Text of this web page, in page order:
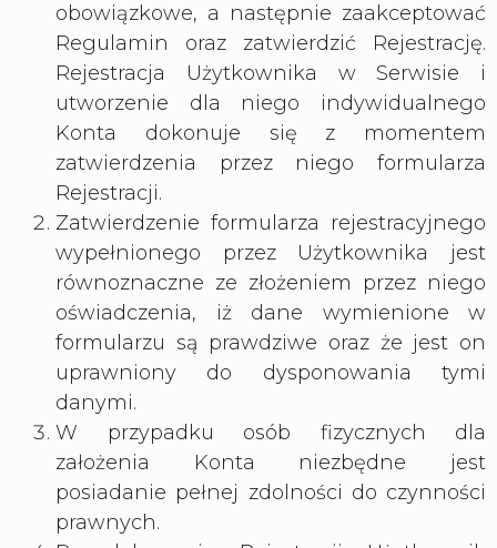
obowiązkowe, a następnie zaakceptować
Regulamin oraz zatwierdzić Rejestrację.
Rejestracja Użytkownika w Serwisie i
utworzenie dla niego indywidualnego
Konta dokonuje się z momentem
zatwierdzenia przez niego formularza
Rejestracji.
Zatwierdzenie formularza rejestracyjnego
wypełnionego przez Użytkownika jest
równoznaczne ze złożeniem przez niego
oświadczenia, iż dane wymienione w
formularzu są prawdziwe oraz że jest on
uprawniony do dysponowania tymi
danymi.
W przypadku osób fizycznych dla
założenia Konta niezbędne jest
posiadanie pełnej zdolności do czynności
prawnych.